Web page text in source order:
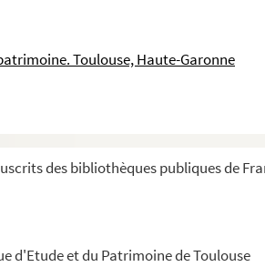
Toulouse, Haute-Garonne
des bibliothèques publiques de
d'Etude et du Patrimoine de Toulouse
de l'année
qu'une main du XVII
Sermons et postilles, formant cinq volumes